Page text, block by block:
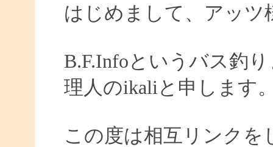
はじめまして、アッツ
B.F.Infoというバス釣
理人のikaliと申します
この度は相互リンクを